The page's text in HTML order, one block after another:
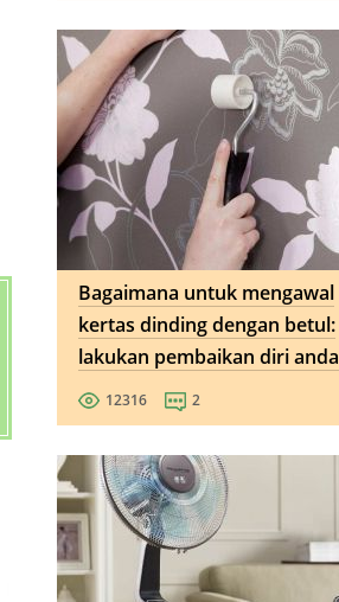
Bagaimana untuk mengawal
kertas dinding dengan betul:
lakukan pembaikan diri anda
12316 2